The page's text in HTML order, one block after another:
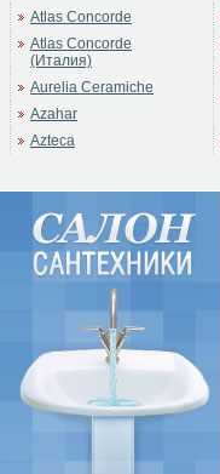
Atlas Concorde
Atlas Concorde
(Италия)
Aurelia Ceramiche
Azahar
Azteca